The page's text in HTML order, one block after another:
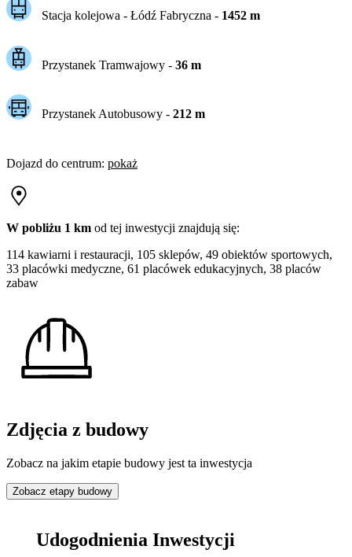
Stacja kolejowa - Łódź Fabryczna - 1452m
Przystanek Tramwajowy - 36m
Przystanek Autobusowy - 212m
Dojazd do centrum: pokaż
W pobliżu 1 km od tej inwestycji znajdują się:
114 kawiarni i restauracji, 105 sklepów, 49 obiektów sportowych,
33 placówki medyczne, 61 placówek edukacyjnych, 38 placów
zabaw
Zdjęcia z budowy
Zobacz na jakim etapie budowy jest ta inwestycja
Zobacz etapy budowy
Udogodnienia Inwestycji